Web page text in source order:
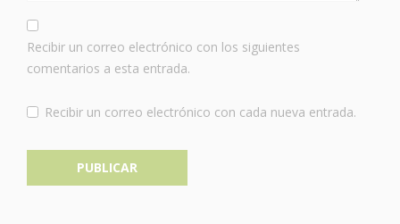
Recibir un correo electrónico con los siguientes
comentarios a esta entrada.
Recibir un correo electrónico con cada nueva entrada.